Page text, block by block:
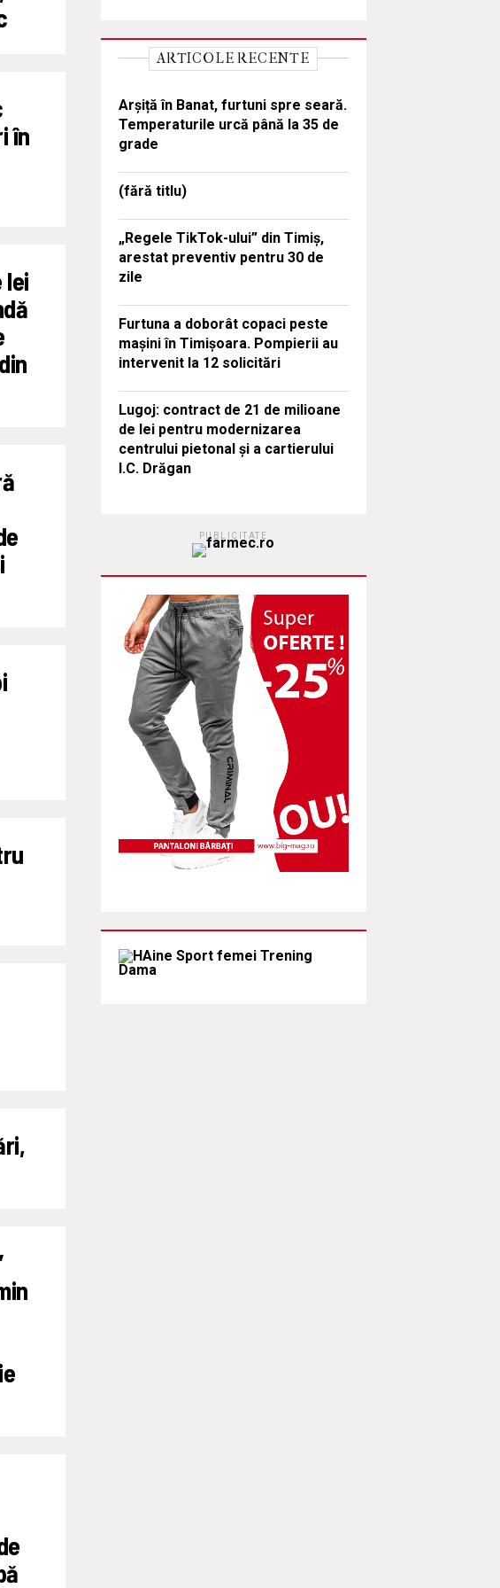
în
lei
ARTICOLE RECENTE
Arșiță în Banat, furtuni spre seară.
Temperaturile urcă până la 35 de
grade
(fără titlu)
„Regele TikTok-ului” din Timiș,
arestat preventiv pentru 30 de
zile
Furtuna a doborât copaci peste
mașini în Timișoara. Pompierii au
intervenit la 12 solicitări
Lugoj: contract de 21 de milioane
de lei pentru modernizarea
centrului pietonal și a cartierului
I.C. Drăgan
PUBLICITATE